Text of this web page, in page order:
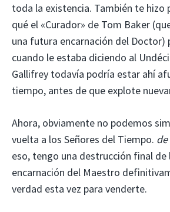
toda la existencia. También te hizo
qué el «Curador» de Tom Baker
una futura encarnación del Doctor)
cuando le estaba diciendo al
Gallifrey todavía podría estar ahí
tiempo, antes de que explote
Ahora, obviamente no podemos
vuelta a los Señores del Tiempo.
eso, tengo una destrucción final de
encarnación del Maestro
verdad esta vez para venderte.